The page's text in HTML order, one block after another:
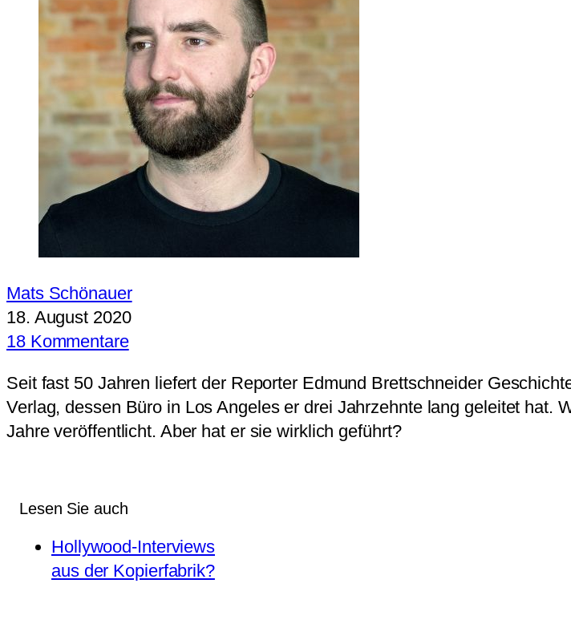
Mats Schönauer
18. August 2020
18 Kommentare
Seit fast 50 Jahren liefert der Reporter Edmund Brettschneider
Verlag, dessen Büro in Los Angeles er drei Jahrzehnte lang geleitet hat.
Jahre veröffentlicht. Aber hat er sie wirklich geführt?
Lesen Sie auch
Hollywood-Interviews
aus der Kopierfabrik?